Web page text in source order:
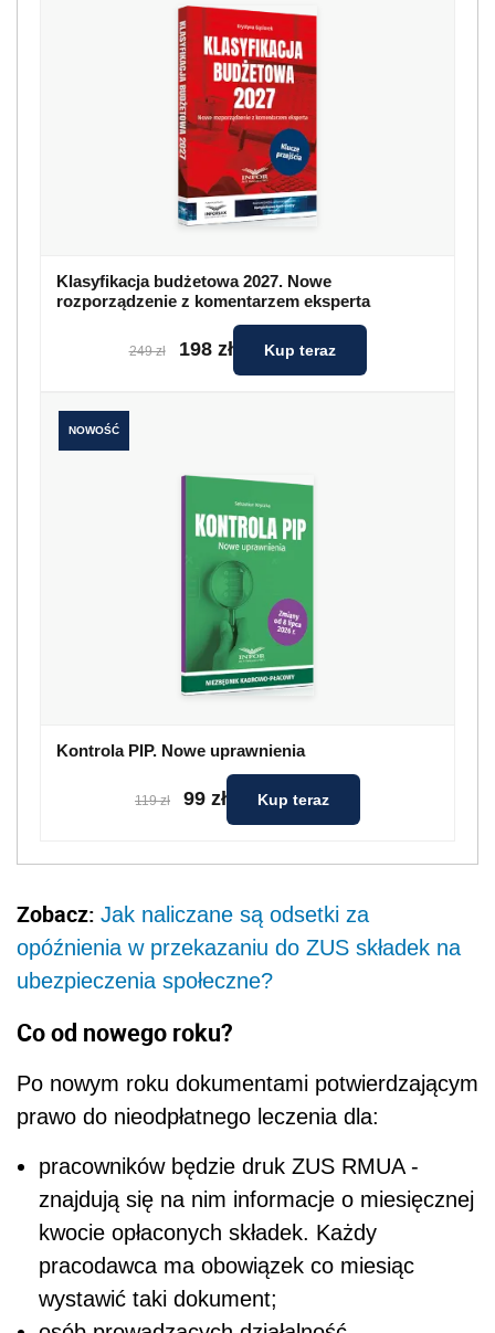
Klasyfikacja budżetowa 2027. Nowe
rozporządzenie z komentarzem eksperta
249 zł 198 zł Kup teraz
NOWOŚĆ
Kontrola PIP. Nowe uprawnienia
119 zł 99 zł Kup teraz
Zobacz: Jak naliczane są odsetki za
opóźnienia w przekazaniu do ZUS składek na
ubezpieczenia społeczne?
Co od nowego roku?
Po nowym roku dokumentami potwierdzającym
prawo do nieodpłatnego leczenia dla:
pracowników będzie druk ZUS RMUA -
znajdują się na nim informacje o miesięcznej
kwocie opłaconych składek. Każdy
pracodawca ma obowiązek co miesiąc
wystawić taki dokument;